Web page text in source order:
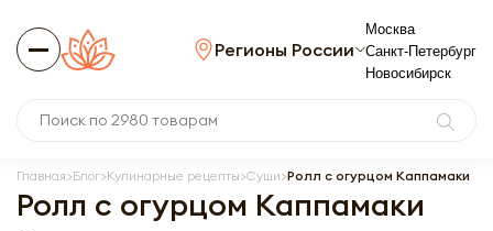
Регионы России
Москва
Санкт-Петербург
Новосибирск
Главная Блог Кулинарные рецепты Суши Ролл с огурцом Каппамаки
Ролл с огурцом Каппамаки